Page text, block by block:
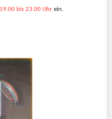
bis 23.00 Uhr ein.